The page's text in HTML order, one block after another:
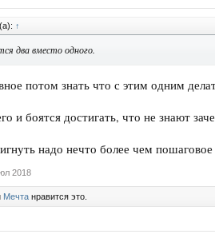
↑
два вместо одного.
потом знать что с этим одним
и боятся достигать, что не знают
надо нечто более чем
2018
Мечта нравится это.